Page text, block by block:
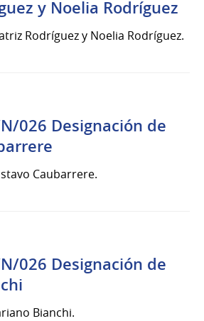
y Noelia Rodríguez
Rodríguez y Noelia Rodríguez.
026 Designación de
Caubarrere.
026 Designación de
Bianchi.